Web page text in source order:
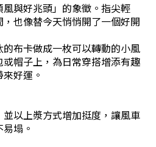
與好兆頭」的象徵。指尖輕
也像替今天悄悄開了一個好開
布卡做成一枚可以轉動的小風
帽子上 ， 為日常穿搭增添有趣
好運。
並以上漿方式增加挺度，讓風車
塌。